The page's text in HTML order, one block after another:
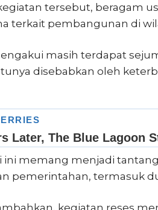
tersebut, beragam
terkait pembangunan di
masih terdapat
disebabkan oleh
ini memang menjadi
pemerintahan, termasuk
kegiatan reses